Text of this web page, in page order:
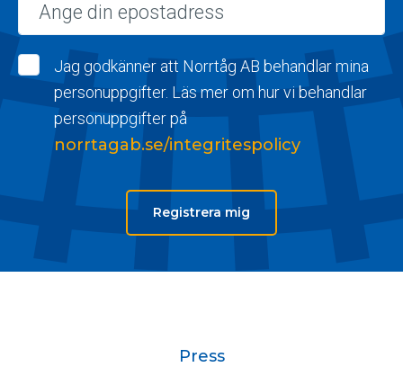
Jag godkänner att Norrtåg AB behandlar mina
personuppgifter. Läs mer om hur vi behandlar
personuppgifter på
norrtagab.se/integritespolicy
Registrera mig
Press